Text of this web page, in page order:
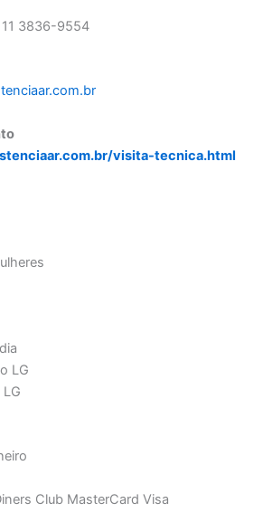
11 3836-9554
visita-tecnica.html
LG
Club MasterCard Visa